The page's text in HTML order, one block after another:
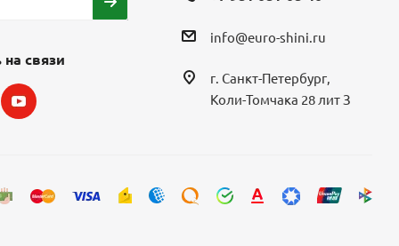
связи
info@euro-shini.ru
г. Санкт-Петербург,
Коли-Томчака 28 лит З